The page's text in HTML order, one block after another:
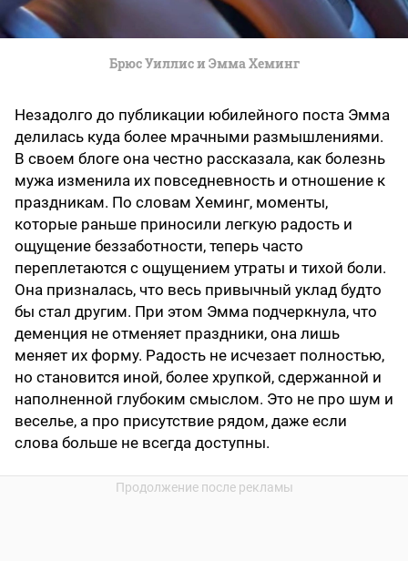
Брюс Уиллис и Эмма Хеминг
Незадолго до публикации юбилейного поста Эмма
делилась куда более мрачными размышлениями.
В своем блоге она честно рассказала, как болезнь
мужа изменила их повседневность и отношение к
праздникам. По словам Хеминг, моменты,
которые раньше приносили легкую радость и
ощущение беззаботности, теперь часто
переплетаются с ощущением утраты и тихой боли.
Она призналась, что весь привычный уклад будто
бы стал другим. При этом Эмма подчеркнула, что
деменция не отменяет праздники, она лишь
меняет их форму. Радость не исчезает полностью,
но становится иной, более хрупкой, сдержанной и
наполненной глубоким смыслом. Это не про шум и
веселье, а про присутствие рядом, даже если
слова больше не всегда доступны.